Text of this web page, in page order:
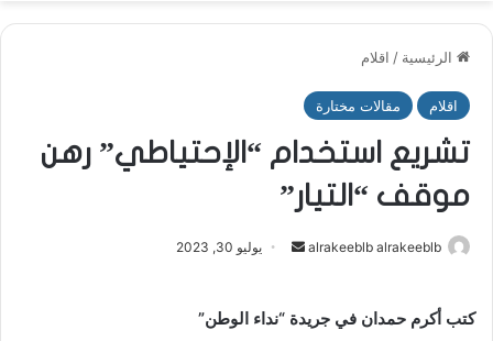
الرئيسية / اقلام
اقلام مقالات مختارة
تشريع استخدام “الإحتياطي” رهن
موقف “التيار”
alrakeeblb alrakeeblb
ل
يوليو 30, 2023
كتب أكرم حمدان في جريدة “نداء الوطن”